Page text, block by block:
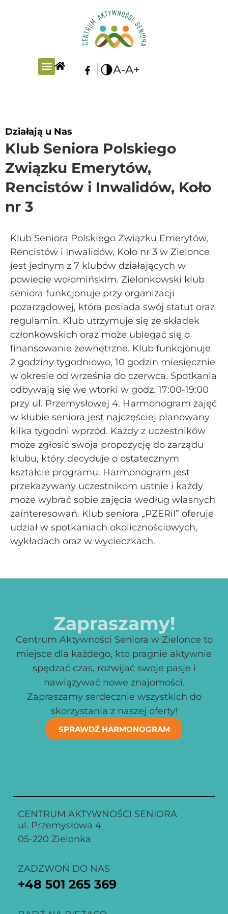
A-A+
Działają u Nas
Klub Seniora Polskiego
Związku Emerytów,
Rencistów i Inwalidów, Koło
nr 3
Klub Seniora Polskiego Związku Emerytów,
Rencistów i Inwalidów, Koło nr 3 w Zielonce
jest jednym z 7 klubów działających w
powiecie wołomińskim. Zielonkowski klub
seniora funkcjonuje przy organizacji
pozarządowej, która posiada swój statut oraz
regulamin. Klub utrzymuje się ze składek
członkowskich oraz może ubiegać się o
finansowanie zewnętrzne. Klub funkcjonuje
2 godziny tygodniowo, 10 godzin miesięcznie
w okresie od września do czerwca. Spotkania
odbywają się we wtorki w godz. 17:00-19:00
przy ul. Przemysłowej 4. Harmonogram zajęć
w klubie seniora jest najczęściej planowany
kilka tygodni wprzód. Każdy z uczestników
może zgłosić swoja propozycję do zarządu
klubu, który decyduje o ostatecznym
kształcie programu. Harmonogram jest
przekazywany uczestnikom ustnie i każdy
może wybrać sobie zajęcia według własnych
zainteresowań. Klub seniora „PZERiI” oferuje
udział w spotkaniach okolicznościowych,
wykładach oraz w wycieczkach.
Zapraszamy!
Centrum Aktywności Seniora w Zielonce to
miejsce dla każdego, kto pragnie aktywnie
spędzać czas, rozwijać swoje pasje i
nawiązywać nowe znajomości.
Zapraszamy serdecznie wszystkich do
skorzystania z naszej oferty!
SPRAWDŹ HARMONOGRAM
CENTRUM AKTYWNOŚCI SENIORA
ul. Przemysłowa 4
05-220 Zielonka
ZADZWOŃ DO NAS
+48 501 265 369